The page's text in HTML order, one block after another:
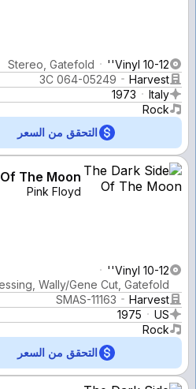
Vinyl 10-12''
Stereo, Gatefold
Harvest
3C 064-05249
Italy
1973
Rock
التحقق من السعر
The Moon
Pink Floyd
Vinyl 10-12''
Wally/Gene Cut, Gatefold
Harvest
SMAS-11163
US
1975
Rock
التحقق من السعر